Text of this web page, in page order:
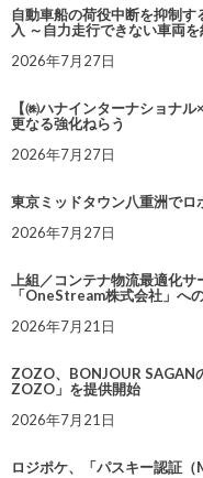
自動車船の荷役中断を抑制
入 ～自力走行できない車両
2026年7月27日
【㈱ハナインターナショナ
更なる強化ねらう
2026年7月27日
東京ミッドタウン八重洲で
2026年7月27日
上組／コンテナ物流最適化
「OneStream株式会社」へ
2026年7月21日
ZOZO、BONJOUR SAGAN
ZOZO」を提供開始
2026年7月21日
ロジポケ、「パスキー認証（